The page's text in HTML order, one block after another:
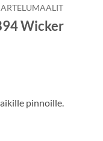
Wicker
pinnoille.